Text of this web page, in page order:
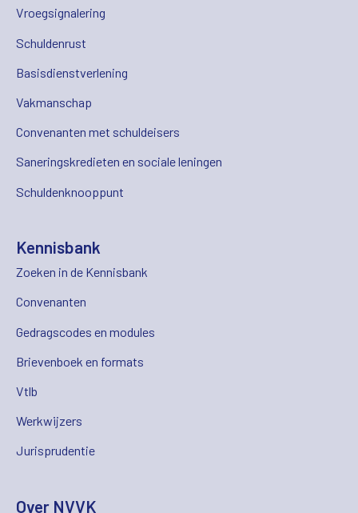
Vroegsignalering
Schuldenrust
Basisdienstverlening
Vakmanschap
Convenanten met schuldeisers
Saneringskredieten en sociale leningen
Schuldenknooppunt
Kennisbank
Zoeken in de Kennisbank
Convenanten
Gedragscodes en modules
Brievenboek en formats
Vtlb
Werkwijzers
Jurisprudentie
Over NVVK